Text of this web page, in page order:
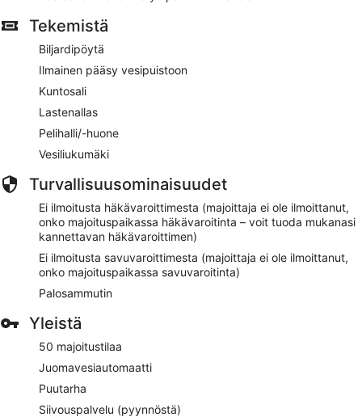
Tekemistä
Biljardipöytä
Ilmainen pääsy vesipuistoon
Kuntosali
Lastenallas
Pelihalli/-huone
Vesiliukumäki
Turvallisuusominaisuudet
Ei ilmoitusta häkävaroittimesta (majoittaja ei ole ilmoittanut,
onko majoituspaikassa häkävaroitinta – voit tuoda mukanasi
kannettavan häkävaroittimen)
Ei ilmoitusta savuvaroittimesta (majoittaja ei ole ilmoittanut,
onko majoituspaikassa savuvaroitinta)
Palosammutin
Yleistä
50 majoitustilaa
Juomavesiautomaatti
Puutarha
Siivouspalvelu (pyynnöstä)